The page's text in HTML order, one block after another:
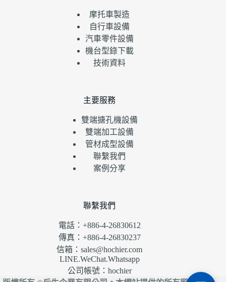
摩托車製造
自行車設備
汽車零件設備
機台型錄下載
技術資料
主要服務
雙端搪孔機設備
雙端加工設備
管材成型設備
聯繫我們
案例分享
聯繫我們
電話：+886-4-26830612
傳真：+886-4-26830237
信箱：sales@hochier.com
LINE.WeChat.Whatsapp
公司帳號：hochier